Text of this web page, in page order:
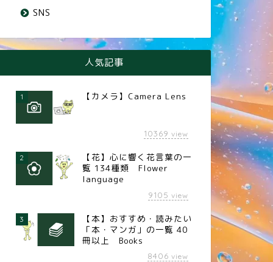
SNS
人気記事
1 【カメラ】Camera Lens
10369 view
2
【花】心に響く花言葉の一
覧 134種類 Flower
language
9105 view
3
【本】おすすめ・読みたい
「本・マンガ」の一覧 40
冊以上 Books
8406 view